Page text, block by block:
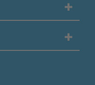
✚
✚